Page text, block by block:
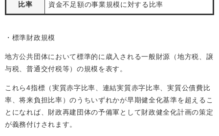
比率
資金不足額の事業規模に対する比率
・標準財政規模
地方公共団体において標準的に歳入される一般財源（地方税、譲
与税、普通交付税等）の規模を表す。
これら4指標（実質赤字比率、連結実質赤字比率、実質公債費比
率、将来負担比率）のうちいずれかが早期健全化基準を超えるこ
とになれば、財政再建団体の予備軍として財政健全化計画の策定
が義務付けされます。